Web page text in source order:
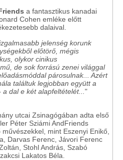
a fantasztikus kanadai
Cohen emléke előtt
dalaival.
jelenség korunk
előtörő, mégis
olykor cinikus
de sok forrású zenei világgal
párosulnak... Azért
találtuk legjobban együtt a
dal e két alapfeltételét... "
utcai Zsinagógában adta első
Péter Sziámi AndFriends
mint Eszenyi Enikő,
Darvas Ferenc, Jávori Ferenc
Stohl András, Szabó
Lakatos Béla.